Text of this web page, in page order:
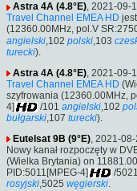
Astra 4A (4.8°E), 2021-09-
Travel Channel EMEA HD
(12360.00MHz, pol.V
angielski ,102 polski ,103
turecki).
Astra 4A (4.8°E) , 2021-09-
Travel Channel EMEA HD
szyfrowania (12360.00MHz,
4]
/101 angielski ,102
bułgarski,107 turecki).
Eutelsat 9B (9°E), 2021-08-
Nowy kanał rozpoczęty w
(Wielka Brytania) on
PID:5011[MPEG-4]
/5021
rosyjski,5025 węgierski.